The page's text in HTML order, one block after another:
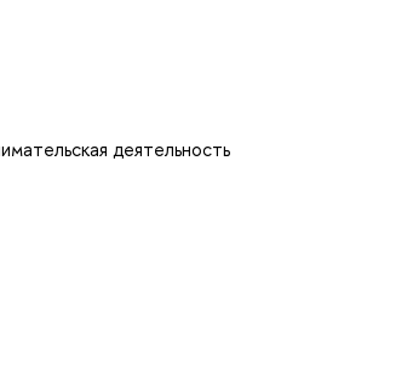
деятельность